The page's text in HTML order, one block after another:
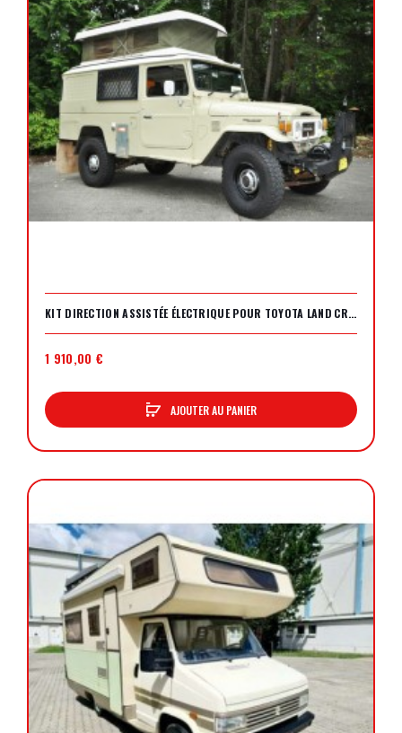
KIT DIRECTION ASSISTÉE ÉLECTRIQUE POUR TOYOTA LAND CRUISER BJ40/42/43/45/46 (SERIES 4)
1 910,00 €
AJOUTER AU PANIER